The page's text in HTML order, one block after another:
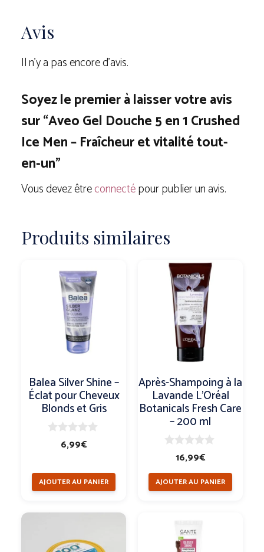
Avis
Il n’y a pas encore d’avis.
Soyez le premier à laisser votre avis
sur “Aveo Gel Douche 5 en 1 Crushed
Ice Men – Fraîcheur et vitalité tout-
en-un”
Vous devez êtreconnectépour publier un avis.
Produits similaires
Balea Silver Shine –
Éclat pour Cheveux
Blonds et Gris
5
6,99€
AJOUTER AU PANIER
Après-Shampoing à la
Lavande L’Oréal
Botanicals Fresh Care
– 200 ml
u
r
5
16,99€
AJOUTER AU PANIER